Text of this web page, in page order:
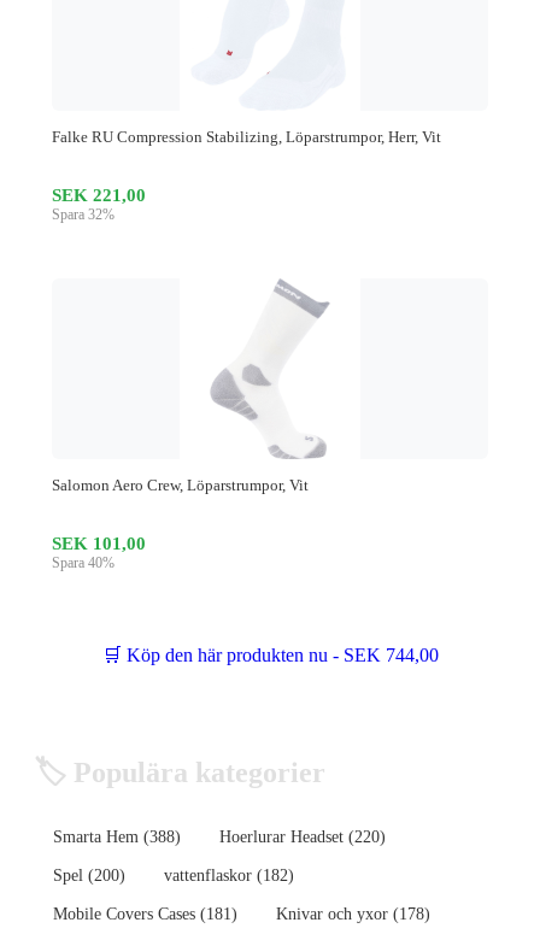
Falke RU Compression Stabilizing, Löparstrumpor, Herr, Vit
SEK 221,00
Spara 32%
Salomon Aero Crew, Löparstrumpor, Vit
SEK 101,00
Spara 40%
🛒 Köp den här produkten nu - SEK 744,00
🏷️ Populära kategorier
Smarta Hem (388) Hoerlurar Headset (220)
Spel (200) vattenflaskor (182)
Mobile Covers Cases (181) Knivar och yxor (178)